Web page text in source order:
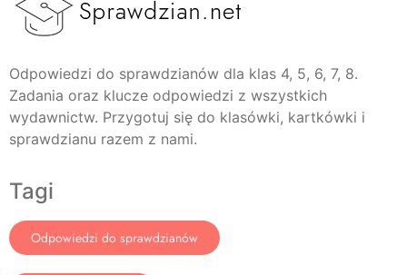
Odpowiedzi do sprawdzianów dla klas 4, 5, 6, 7, 8.
Zadania oraz klucze odpowiedzi z wszystkich
wydawnictw. Przygotuj się do klasówki, kartkówki i
sprawdzianu razem z nami.
Tagi
Odpowiedzi do sprawdzianów